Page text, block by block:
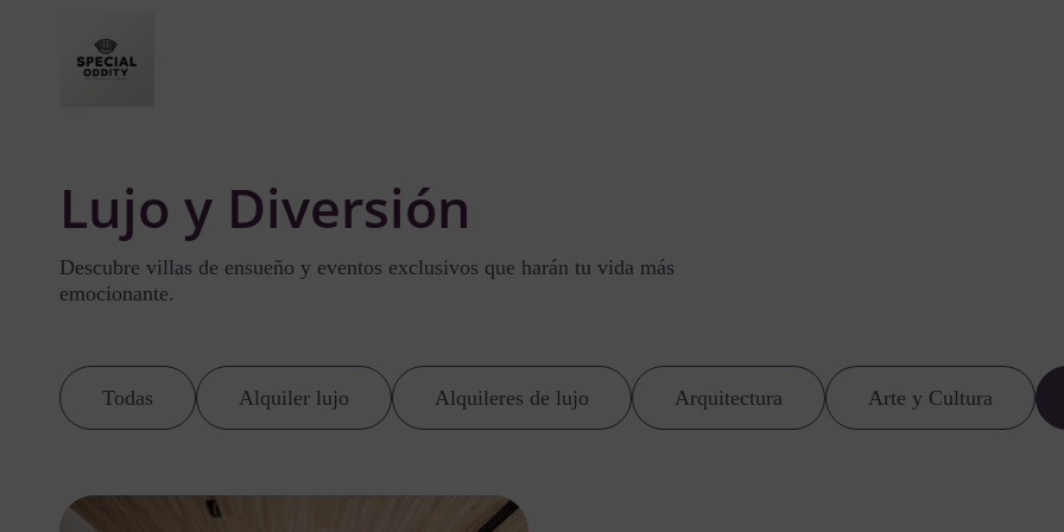
Lujo y Diversión
Descubre villas de ensueño y eventos exclusivos que harán tu vida más
emocionante.
Todas Alquiler lujo Alquileres de lujo Arquitectura Arte y Cultura